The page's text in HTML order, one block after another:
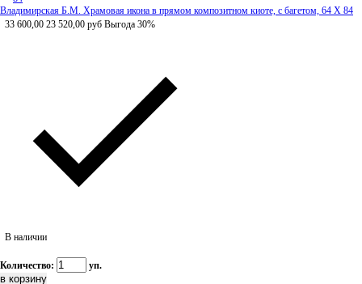
Владимирская Б.М. Храмовая икона в прямом композитном киоте, с багетом, 64 Х 84
33 600,00 23 520,00 руб Выгода 30%
В наличии
Количество: уп.